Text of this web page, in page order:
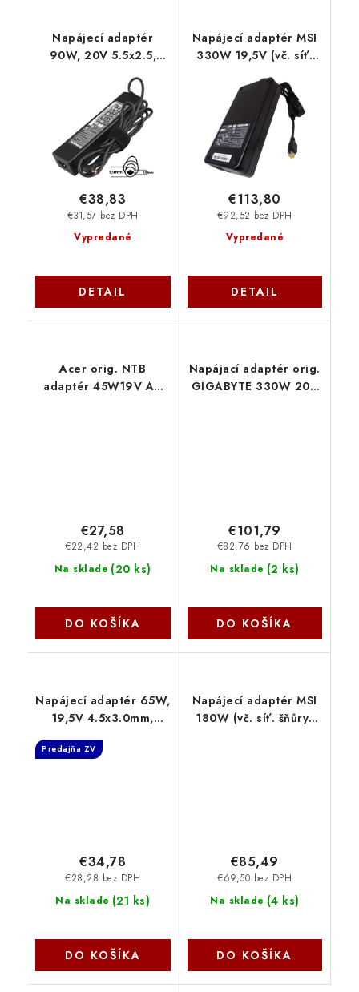
Napájecí adaptér
90W, 20V 5.5x2.5,
77011094 SIL
Vypredané
€31,57 bez DPH
€38,83
DETAIL
Napájecí adaptér MSI
330W 19,5V (vč. síť.
Vypredané
€92,52 bez DPH
€113,80
DETAIL
Acer orig. NTB
adaptér 45W19V AC
Na sklade (20 ks)
€22,42 bez DPH
€27,58
DO KOŠÍKA
Napájací adaptér orig.
GIGABYTE 330W 20V
Na sklade (2 ks)
€82,76 bez DPH
€101,79
DO KOŠÍKA
Napájecí adaptér 65W,
19,5V 4.5x3.0mm,
originál DELL 77011144
SIL
Predajňa ZV
Na sklade (21 ks)
€28,28 bez DPH
€34,78
DO KOŠÍKA
Napájecí adaptér MSI
180W (vč. síť. šňůry)
Na sklade (4 ks)
€69,50 bez DPH
€85,49
DO KOŠÍKA